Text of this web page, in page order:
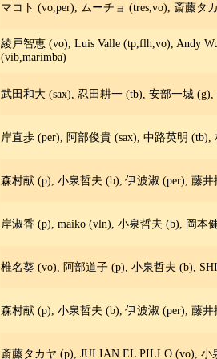
マコト (vo,per), ムーチョ (tres,vo), 斎藤タ
綾戸智恵 (vo), Luis Valle (tp,flh,vo), Andy
(vib,marimba)
武田和大 (sax), 忍田耕一 (tb), 安部一城
岸直歩 (per), 阿部俊貴 (sax), 中路英明
森村献 (p), 小泉哲夫 (b), 伊波淑 (per), 藤井
岸淑香 (p), maiko (vln), 小泉哲夫 (b), 岡本
椎名葵 (vo), 阿部道子 (p), 小泉哲夫 (b),
森村献 (p), 小泉哲夫 (b), 伊波淑 (per), 藤井
斎藤タカヤ (p), JULIAN EL PILLO (vo), 小